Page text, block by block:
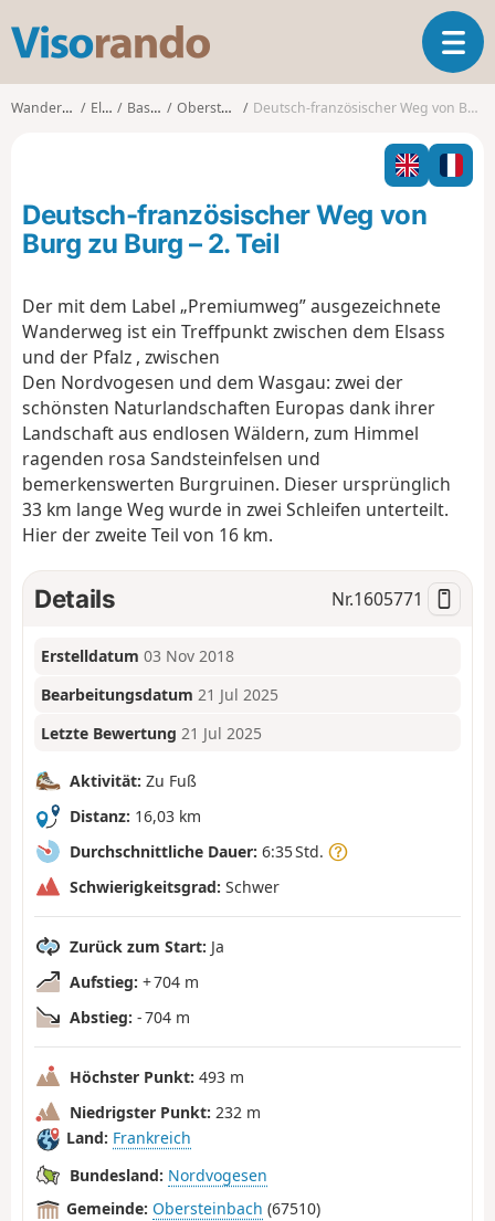
s
o
o
T
o
g
l
n
Wanderungen Elsass Bas-Rhin Obersteinbach Deutsch-französischer Weg von Burg zu Burg – 2. Teil
Deutsch-französischer Weg von
Burg zu Burg – 2. Teil
Der mit dem Label „Premiumweg” ausgezeichnete
Wanderweg ist ein Treffpunkt zwischen dem Elsass
und der Pfalz , zwischen
Den Nordvogesen und dem Wasgau: zwei der
schönsten Naturlandschaften Europas dank ihrer
Landschaft aus endlosen Wäldern, zum Himmel
ragenden rosa Sandsteinfelsen und
bemerkenswerten Burgruinen. Dieser ursprünglich
33 km lange Weg wurde in zwei Schleifen unterteilt.
Hier der zweite Teil von 16 km.
Details Nr.1605771
Erstelldatum 03 Nov 2018
Bearbeitungsdatum 21 Jul 2025
Letzte Bewertung 21 Jul 2025
Aktivität: Zu Fuß
Distanz: 16,03 km
Durchschnittliche Dauer: 6:35 Std.
Schwierigkeitsgrad: Schwer
Zurück zum Start: Ja
Aufstieg: + 704 m
Abstieg: - 704 m
Höchster Punkt: 493 m
Niedrigster Punkt: 232 m
Land: Frankreich
Bundesland: Nordvogesen
Gemeinde: Obersteinbach (67510)